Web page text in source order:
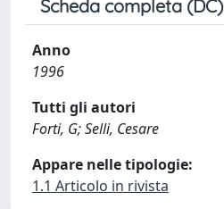
Scheda completa (DC)
Anno
1996
Tutti gli autori
Forti, G; Selli, Cesare
Appare nelle tipologie:
1.1 Articolo in rivista